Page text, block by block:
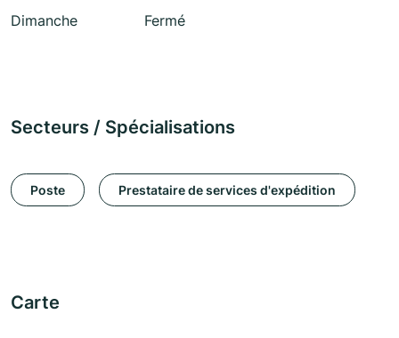
Dimanche
Fermé
Secteurs / Spécialisations
Poste Prestataire de services d'expédition
Carte